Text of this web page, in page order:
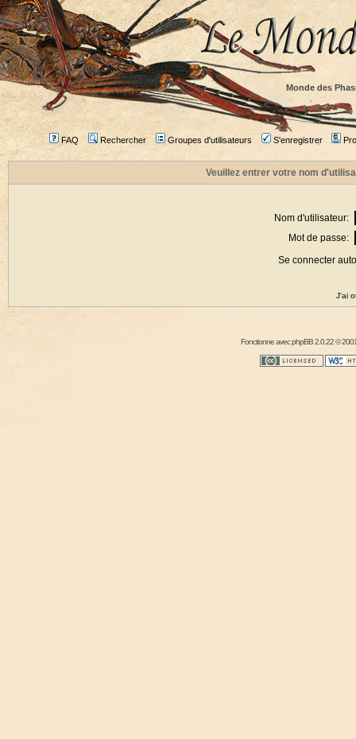
Monde des
FAQ Rechercher Groupes d'utilisateurs S'enregistrer
Veuillez entrer votre nom
Nom d'utilisateur:
Mot de passe:
Se connecter
J'ai
Fonctionne avecphpBB2.0.22 ©